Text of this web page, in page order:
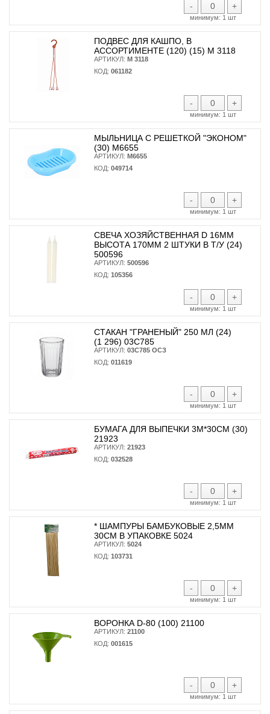
- +
минимум: 1 шт
ПОДВЕС ДЛЯ КАШПО, В
АССОРТИМЕНТЕ (120) (15) М 3118
АРТИКУЛ: М 3118
КОД: 061182
- +
минимум: 1 шт
МЫЛЬНИЦА С РЕШЕТКОЙ "ЭКОНОМ"
(30) М6655
АРТИКУЛ: М6655
КОД: 049714
- +
минимум: 1 шт
СВЕЧА ХОЗЯЙСТВЕННАЯ D 16ММ
ВЫСОТА 170ММ 2 ШТУКИ В Т/У (24)
500596
АРТИКУЛ: 500596
КОД: 105356
- +
минимум: 1 шт
СТАКАН "ГРАНЕНЫЙ" 250 МЛ (24)
(1 296) 03С785
АРТИКУЛ: 03С785 ОСЗ
КОД: 011619
- +
минимум: 1 шт
БУМАГА ДЛЯ ВЫПЕЧКИ 3М*30СМ (30)
21923
АРТИКУЛ: 21923
КОД: 032528
- +
минимум: 1 шт
* ШАМПУРЫ БАМБУКОВЫЕ 2,5ММ
30СМ В УПАКОВКЕ 5024
АРТИКУЛ: 5024
КОД: 103731
- +
минимум: 1 шт
ВОРОНКА D-80 (100) 21100
АРТИКУЛ: 21100
КОД: 001615
- +
минимум: 1 шт